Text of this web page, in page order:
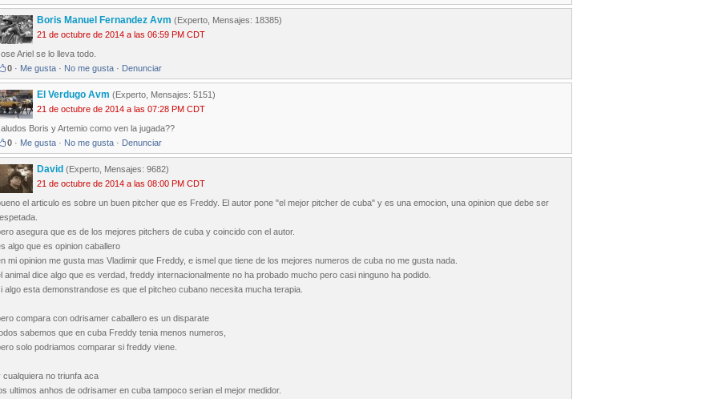
Boris Manuel Fernandez Avm (Experto, Mensajes: 18385)
21 de octubre de 2014 a las 06:59 PM CDT
Ariel se lo lleva todo.
0 · Me gusta · No me gusta · Denunciar
El Verdugo Avm (Experto, Mensajes: 5151)
21 de octubre de 2014 a las 07:28 PM CDT
Boris y Artemio como ven la jugada??
0 · Me gusta · No me gusta · Denunciar
David (Experto, Mensajes: 9682)
21 de octubre de 2014 a las 08:00 PM CDT
el articulo es sobre un buen pitcher que es Freddy. El autor pone "el mejor pitcher de cuba" y es una emocion, una opinion que debe ser
asegura que es de los mejores pitchers de cuba y coincido con el autor.
algo que es opinion caballero
mi opinion me gusta mas Vladimir que Freddy, e ismel que tiene de los mejores numeros de cuba no me gusta nada.
animal dice algo que es verdad, freddy internacionalmente no ha probado mucho pero casi ninguno ha podido.
algo esta demonstrandose es que el pitcheo cubano necesita mucha terapia.
compara con odrisamer caballero es un disparate
sabemos que en cuba Freddy tenia menos numeros,
solo podriamos comparar si freddy viene.
cualquiera no triunfa aca
ultimos anhos de odrisamer en cuba tampoco serian el mejor medidor.